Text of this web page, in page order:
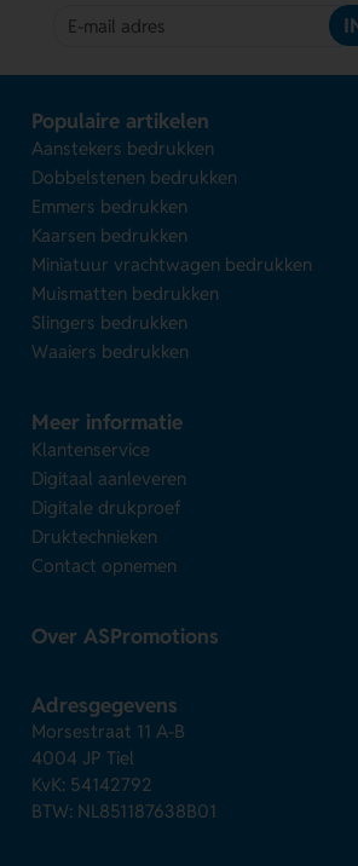
Populaire artikelen
Aanstekers bedrukken
Dobbelstenen bedrukken
Emmers bedrukken
Kaarsen bedrukken
Miniatuur vrachtwagen bedrukken
Muismatten bedrukken
Slingers bedrukken
Waaiers bedrukken
Meer informatie
Klantenservice
Digitaal aanleveren
Digitale drukproef
Druktechnieken
Contact opnemen
Over ASPromotions
Adresgegevens
Morsestraat 11 A-B
4004 JP Tiel
KvK: 54142792
BTW: NL851187638B01